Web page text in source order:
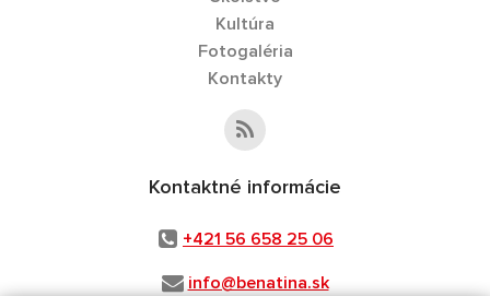
Kultúra
Fotogaléria
Kontakty
Kontaktné informácie
+421 56 658 25 06
info@benatina.sk